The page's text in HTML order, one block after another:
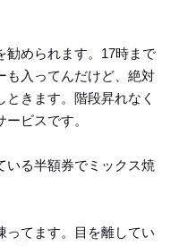
勧められます。17時まで
も入ってんだけど、絶対
きます。階段昇れなく
ビスです。
いる半額券でミックス焼
ってます。目を離してい